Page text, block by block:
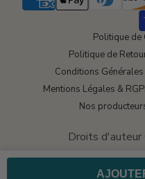
Politique de
Politique de
Conditions
Mentions Légales &
Nos
Droits